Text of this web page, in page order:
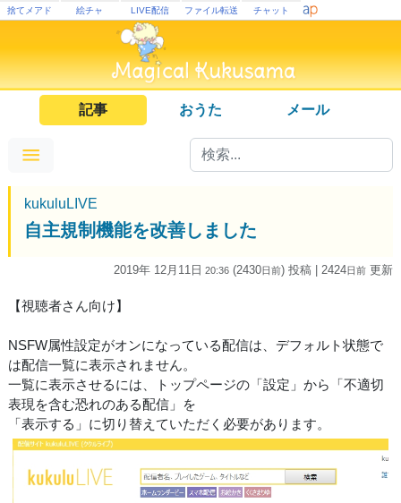
捨てメアド 絵チャ LIVE配信 ファイル転送 チャット
記事 おうた メール
kukuluLIVE
自主規制機能を改善しました
2019年 12月11日 20:36 (2430日前) 投稿 | 2424日前 更新
【視聴者さん向け】
NSFW属性設定がオンになっている配信は、デフォルト状態で
は配信一覧に表示されません。
一覧に表示させるには、トップページの「設定」から「不適切
表現を含む恐れのある配信」を
「表示する」に切り替えていただく必要があります。